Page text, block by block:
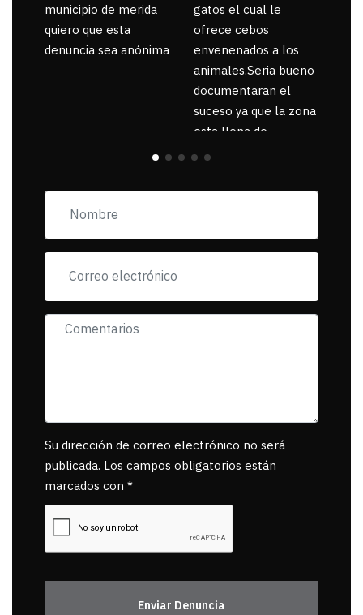
municipio de merida
quiero que esta
denuncia sea anónima
gatos el cual le
ofrece cebos
envenenados a los
animales.Seria bueno
documentaran el
suceso ya que la zona
esta llena de
pancartas de
exigiendo al asesino
muerta.
Su dirección de correo electrónico no será
publicada. Los campos obligatorios están
marcados con *
Enviar Denuncia